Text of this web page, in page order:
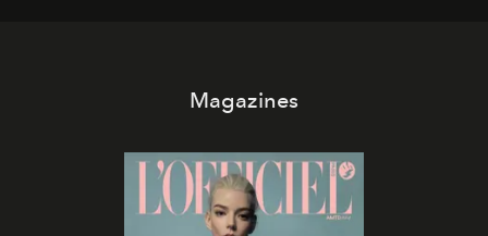
Magazines